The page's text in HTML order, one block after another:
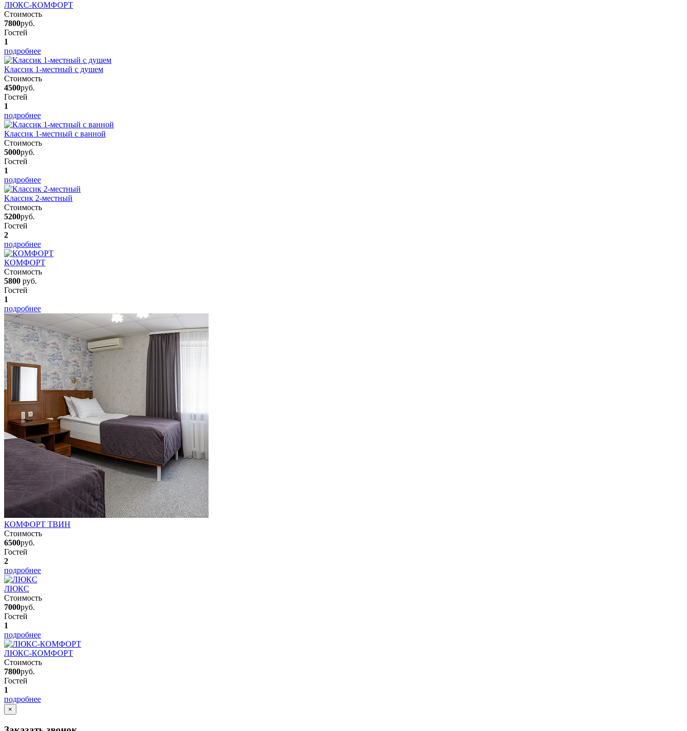
ЛЮКС-КОМФОРТ
Стоимость
7800руб.
Гостей
1
подробнее
Классик 1-местный с душем
Стоимость
4500руб.
Гостей
1
подробнее
Классик 1-местный с ванной
Стоимость
5000руб.
Гостей
1
подробнее
Классик 2-местный
Стоимость
5200руб.
Гостей
2
подробнее
КОМФОРТ
Стоимость
5800 руб.
Гостей
1
подробнее
КОМФОРТ ТВИН
Стоимость
6500руб.
Гостей
2
подробнее
ЛЮКС
Стоимость
7000руб.
Гостей
1
подробнее
ЛЮКС-КОМФОРТ
Стоимость
7800руб.
Гостей
1
подробнее
×